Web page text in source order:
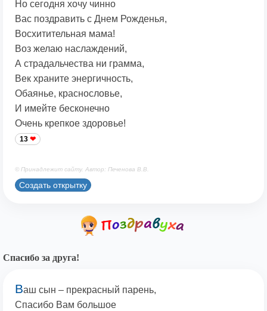
Но сегодня хочу чинно
Вас поздравить с Днем Рожденья,
Восхитительная мама!
Воз желаю наслаждений,
А страдальчества ни грамма,
Век храните энергичность,
Обаянье, краснословье,
И имейте бесконечно
Очень крепкое здоровье!
13
© Принадлежит сайту. Автор: Печенова В.В.
Создать открытку
Спасибо за друга!
Ваш сын – прекрасный парень,
Спасибо Вам большое